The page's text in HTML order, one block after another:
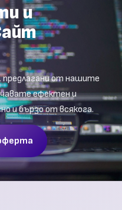
и
от нашите
ефектен и
и бързо от всякога.